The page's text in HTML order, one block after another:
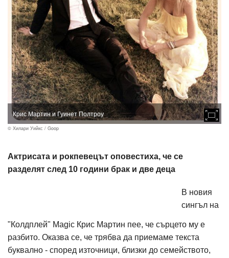
Крис Мартин и Гуинет Полтроу
© Хилари Уийкс / Goop
Актрисата и рокпевецът оповестиха, че се
разделят след 10 години брак и две деца
В новия
сингъл на
"Колдплей" Magic Крис Мартин пее, че сърцето му е
разбито. Оказва се, че трябва да приемаме текста
буквално - според източници, близки до семейството,